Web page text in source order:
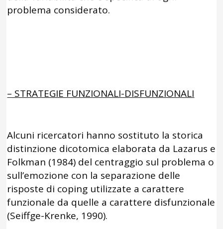
problema considerato.
– STRATEGIE FUNZIONALI-DISFUNZIONALI
Alcuni ricercatori hanno sostituto la storica
distinzione dicotomica elaborata da Lazarus e
Folkman (1984) del centraggio sul problema o
sull’emozione con la separazione delle
risposte di coping utilizzate a carattere
funzionale da quelle a carattere disfunzionale
(Seiffge-Krenke, 1990).